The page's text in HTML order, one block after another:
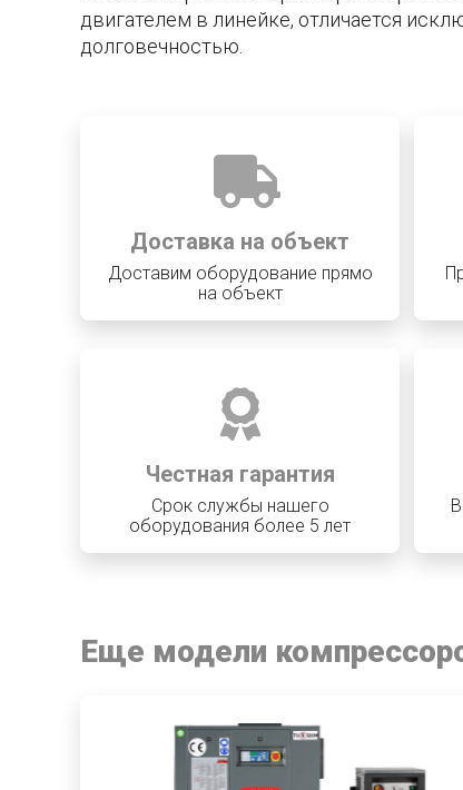
двигателем в линейке, отличается
долговечностью.
Доставка на объект
Доставим оборудование прямо
на объект
Честная гарантия
Срок службы нашего
оборудования более 5 лет
Еще модели